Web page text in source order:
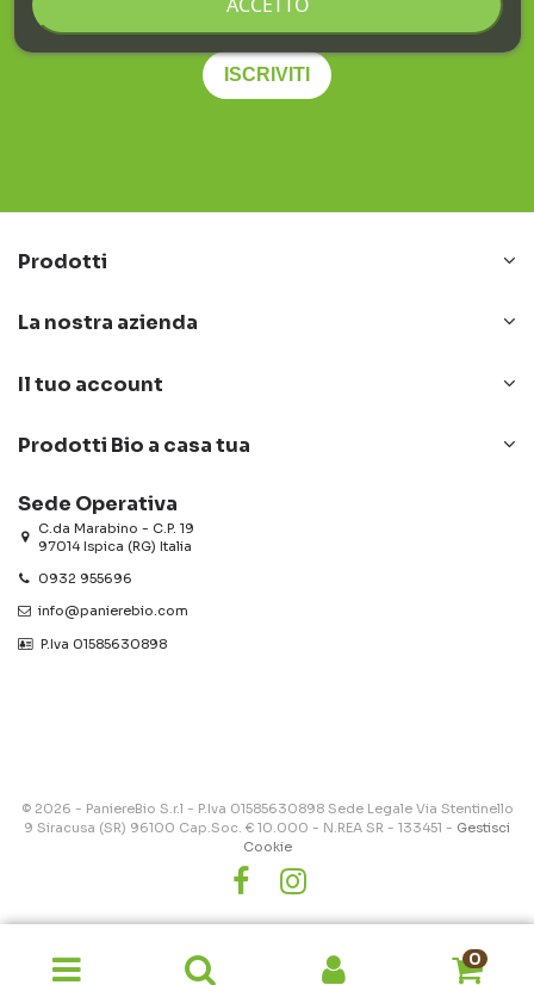
0
Ho letto e accetto laprivacy policy
ISCRIVITI
Prodotti
La nostra azienda
Il tuo account
Prodotti Bio a casa tua
Sede Operativa
C.da Marabino - C.P. 19
97014 Ispica (RG) Italia
0932 955696
info@panierebio.com
‎‎‎‎‎ P.Iva 01585630898
ACCETTO
© 2026 - PaniereBio S.r.l - P.Iva 01585630898 Sede Legale Via Stentinello
9 Siracusa (SR) 96100 Cap.Soc. € 10.000 - N.REA SR - 133451 - Gestisci
Cookie